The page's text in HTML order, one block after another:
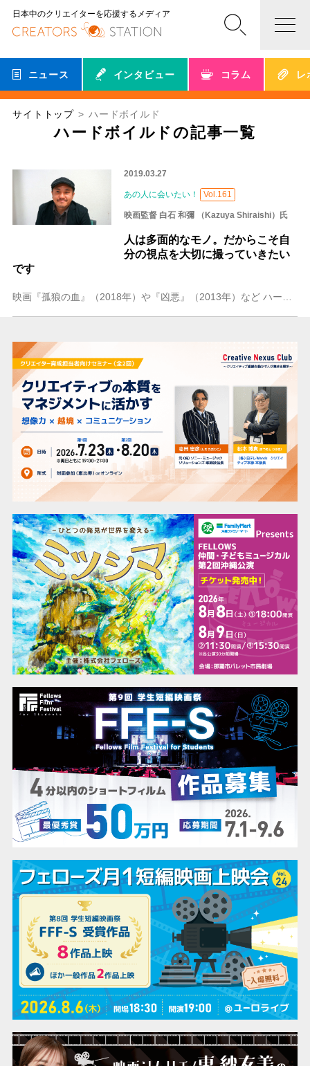
日本中のクリエイターを応援するメディア
ニュース インタビュー コラム レ
サイトトップ ハードボイルド
ハードボイルドの記事一覧
2019.03.27
あの人に会いたい！ Vol.161
映画監督 白石 和彌 （Kazuya Shiraishi）氏
人は多面的なモノ。だからこそ自
分の視点を大切に撮っていきたい
です